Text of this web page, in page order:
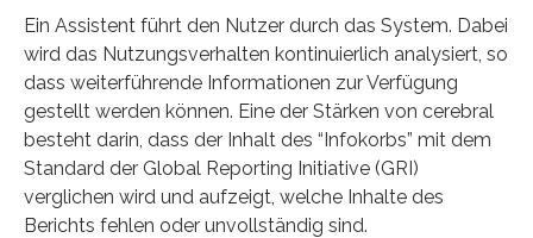
Ein Assistent führt den Nutzer durch das System. Dabei
wird das Nutzungsverhalten kontinuierlich analysiert, so
dass weiterführende Informationen zur Verfügung
gestellt werden können. Eine der Stärken von cerebral
besteht darin, dass der Inhalt des “Infokorbs” mit dem
Standard der Global Reporting Initiative (GRI)
verglichen wird und aufzeigt, welche Inhalte des
Berichts fehlen oder unvollständig sind.